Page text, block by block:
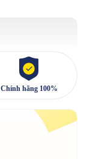
Chính hãng 100%